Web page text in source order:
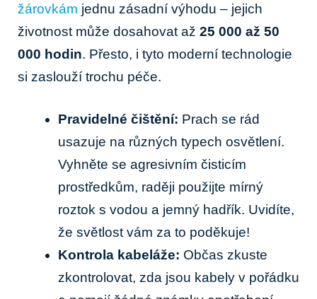
žárovkám jednu zásadní výhodu – jejich
životnost‍ může dosahovat až 25 000 až 50
000 hodin. Přesto, i tyto moderní technologie
si ‌zaslouží trochu péče.
Pravidelné čištění: Prach se rád
usazuje na různých​ typech osvětlení.
Vyhněte​ se⁢ agresivním čisticím ​
prostředkům,⁢ raději použijte ‌mírný
roztok s‌ vodou a ‌jemný⁤ hadřík. Uvidíte,
‍že světlost ‍vám⁢ za to poděkuje!
Kontrola ⁤kabeláže: ⁤Občas zkuste
zkontrolovat, zda jsou kabely⁣ v pořádku